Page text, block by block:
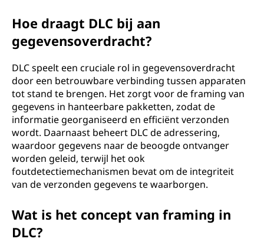
DHoe draagt DLC bij aan
gegevensoverdracht?
DLC speelt een cruciale rol in gegevensoverdracht
door een betrouwbare verbinding tussen apparaten
tot stand te brengen. Het zorgt voor de framing van
gegevens in hanteerbare pakketten, zodat de
informatie georganiseerd en efficiënt verzonden
wordt. Daarnaast beheert DLC de adressering,
waardoor gegevens naar de beoogde ontvanger
worden geleid, terwijl het ook
foutdetectiemechanismen bevat om de integriteit
van de verzonden gegevens te waarborgen.
Wat is het concept van framing in
DLC?